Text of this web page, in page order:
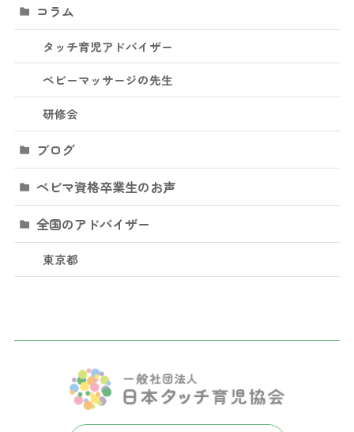
コラム
タッチ育児アドバイザー
ベビーマッサージの先生
研修会
ブログ
ベビマ資格卒業生のお声
全国のアドバイザー
東京都